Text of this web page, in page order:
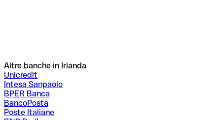
Altre banche in Irlanda
Unicredit
Intesa Sanpaolo
BPER Banca
BancoPosta
Poste Italiane